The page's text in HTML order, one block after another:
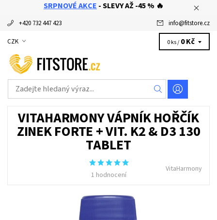
SRPNOVÉ AKCE - SLEVY AŽ -45 % 🔥
+420 732 447 423 info@fitstore.cz
CZK 0 ks / 0 Kč
VITAHARMONY VÁPNÍK HOŘČÍK
ZINEK FORTE + VIT. K2 & D3 130
TABLET
1 hodnocení
VitaHarmony